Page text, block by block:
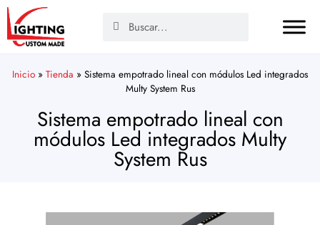
Inicio » Tienda » Sistema empotrado lineal con módulos Led integrados
Multy System Rus
Sistema empotrado lineal con
módulos Led integrados Multy
System Rus